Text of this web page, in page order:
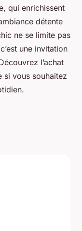
qui enrichissent
détente
ne se limite pas
une invitation
l’achat
si vous souhaitez